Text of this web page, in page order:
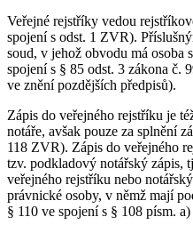
Veřejné rejstříky vedou
spojení s odst. 1 ZVR).
soud, v jehož obvodu má osoba
spojení s § 85 odst. 3 zákona č.
ve znění pozdějších předpisů).
Zápis do veřejného rejstříku je
notáře, avšak pouze za splnění
118 ZVR). Zápis do veřejného
tzv. podkladový notářský zápis,
veřejného rejstříku nebo
právnické osoby, v němž mají
§ 110 ve spojení s § 108 písm.